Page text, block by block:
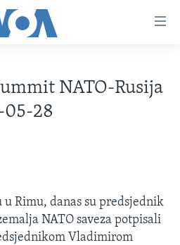
NATO-Rusija
28
Rimu, danas su predsjednik
NATO saveza potpisali
Vladimirom